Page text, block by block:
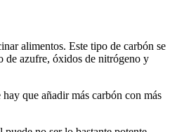
alimentos. Este tipo de carbón se
de azufre, óxidos de nitrógeno y
que añadir más carbón con más